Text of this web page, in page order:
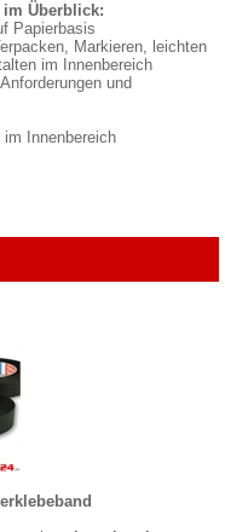
im Überblick:
Papierbasis
Markieren, leichten
im Innenbereich
und
Innenbereich